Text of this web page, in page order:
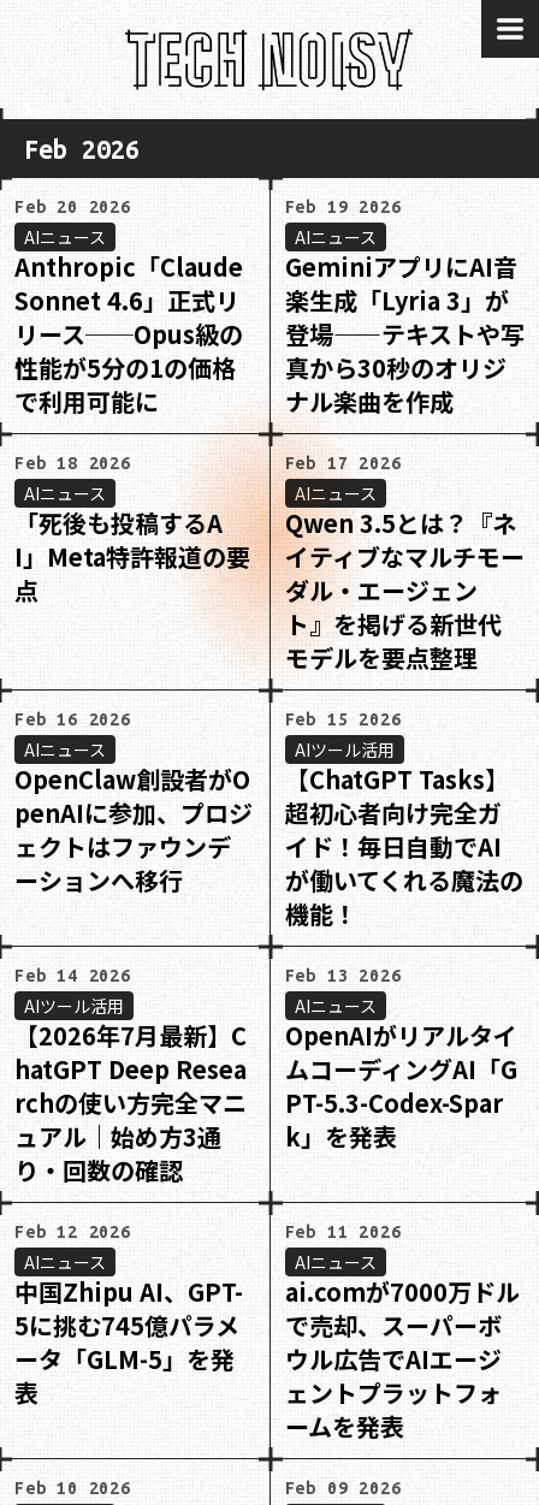
Feb 2026
Feb 20 2026
AIニュース
Anthropic「Claude
Sonnet 4.6」正式リ
リース──Opus級の
性能が5分の1の価格
で利用可能に
Feb 19 2026
AIニュース
GeminiアプリにAI音
楽生成「Lyria 3」が
登場——テキストや写
真から30秒のオリジ
ナル楽曲を作成
Feb 18 2026
AIニュース
「死後も投稿するA
I」Meta特許報道の要
点
Feb 17 2026
AIニュース
Qwen 3.5とは？『ネ
イティブなマルチモー
ダル・エージェン
ト』を掲げる新世代
モデルを要点整理
Feb 16 2026
AIニュース
OpenClaw創設者がO
penAIに参加、プロジ
ェクトはファウンデ
ーションへ移行
Feb 15 2026
AIツール活用
【ChatGPT Tasks】
超初心者向け完全ガ
イド！毎日自動でAI
が働いてくれる魔法の
機能！
Feb 14 2026
AIツール活用
【2026年7月最新】C
hatGPT Deep Resea
rchの使い方完全マニ
ュアル｜始め方3通
り・回数の確認
Feb 13 2026
AIニュース
OpenAIがリアルタイ
ムコーディングAI「G
PT-5.3-Codex-Spar
k」を発表
Feb 12 2026
AIニュース
中国Zhipu AI、GPT-
5に挑む745億パラメ
ータ「GLM-5」を発
表
Feb 11 2026
AIニュース
ai.comが7000万ドル
で売却、スーパーボ
ウル広告でAIエージ
ェントプラットフォ
ームを発表
Feb 10 2026 Feb 09 2026